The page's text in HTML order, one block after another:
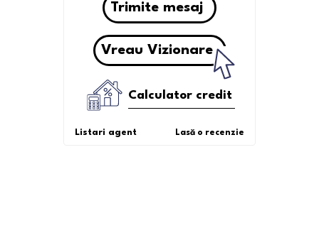
Trimite mesaj
Vreau Vizionare
Calculator credit
Listari agent Lasă o recenzie